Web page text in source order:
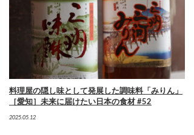
料理屋の隠し味として発展した調味料「みりん」
［愛知］未来に届けたい日本の食材 #52
2025.05.12